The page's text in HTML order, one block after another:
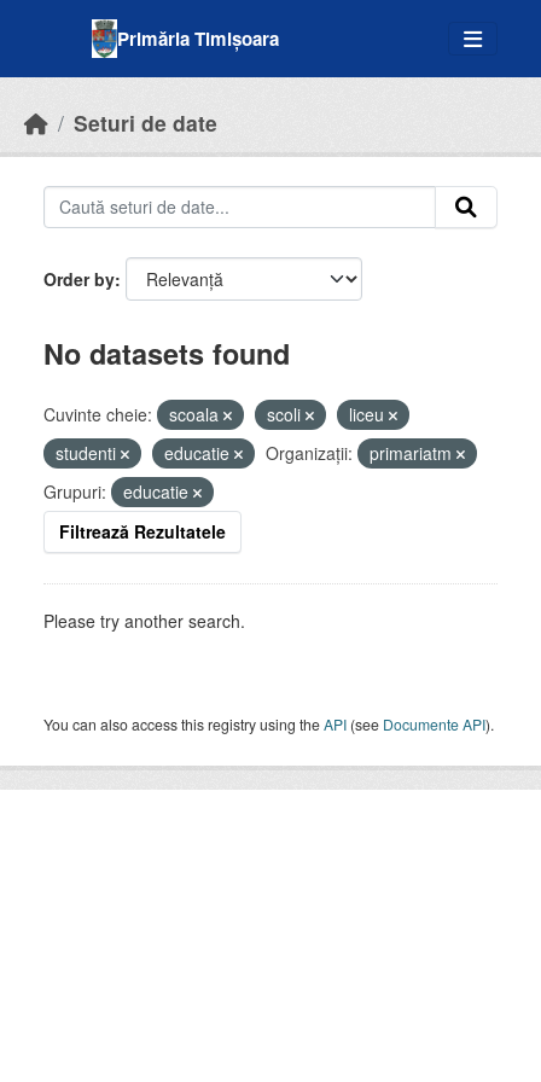
Primăria Timișoara
Seturi de date
Order by
No datasets found
Cuvinte cheie: scoala scoli
liceu
studenti
educatie Organizații:
primariatm
Grupuri:
educatie
Filtrează Rezultatele
Please try another search.
You can also access this registry using theAPI (see Documente API).